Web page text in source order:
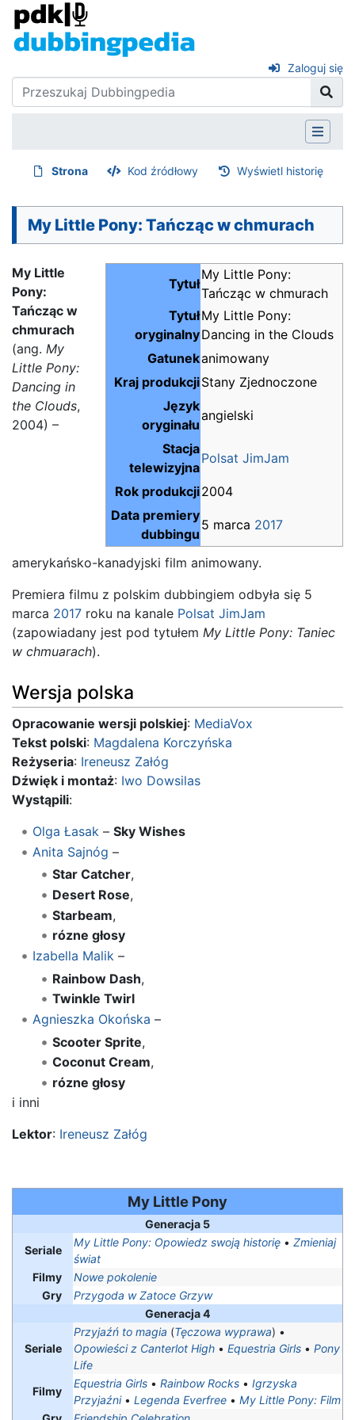
Zaloguj się
Strona Kod źródłowy Wyświetl historię
My Little Pony: Tańcząc w chmurach
Tytuł
My Little Pony:
Tańcząc w chmurach
Tytuł
oryginalny
My Little Pony:
Dancing in the Clouds
Gatunekanimowany
Kraj produkcjiStany Zjednoczone
Język
oryginału
angielski
Stacja
telewizyjna
Polsat JimJam
Rok produkcji2004
Data premiery
dubbingu
5 marca 2017
My Little
Pony:
Tańcząc w
chmurach
(ang. My
Little Pony:
Dancing in
the Clouds,
2004) –
amerykańsko-kanadyjski film animowany.
Premiera filmu z polskim dubbingiem odbyła się 5
marca 2017 roku na kanale Polsat JimJam
(zapowiadany jest pod tytułem My Little Pony: Taniec
w chmuarach).
Wersja polska
Opracowanie wersji polskiej: MediaVox
Tekst polski: Magdalena Korczyńska
Reżyseria: Ireneusz Załóg
Dźwięk i montaż: Iwo Dowsilas
Wystąpili:
Olga Łasak– Sky Wishes
Anita Sajnóg –
Star Catcher,
Desert Rose,
Starbeam,
rózne głosy
Izabella Malik –
Rainbow Dash,
Twinkle Twirl
Agnieszka Okońska –
Scooter Sprite,
Coconut Cream,
rózne głosy
i inni
Lektor: Ireneusz Załóg
My Little Pony
Generacja 5
Seriale
My Little Pony: Opowiedz swoją historię • Zmieniaj
świat
Filmy
Nowe pokolenie
Gry
Przygoda w Zatoce Grzyw
Generacja 4
Seriale
Przyjaźń to magia (Tęczowa wyprawa) •
Opowieści z Canterlot High • Equestria Girls • Pony
Life
Filmy
Equestria Girls • Rainbow Rocks • Igrzyska
Przyjaźni• Legenda Everfree • My Little Pony: Film